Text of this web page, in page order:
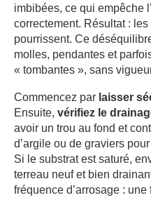
imbibées, ce qui empêche
correctement. Résultat :
pourrissent. Ce
molles, pendantes et
« tombantes », sans
Commencez par laisser
Ensuite, vérifiez le
avoir un trou au fond et
d’argile ou de graviers
Si le substrat est saturé,
terreau neuf et bien
fréquence d’arrosage :